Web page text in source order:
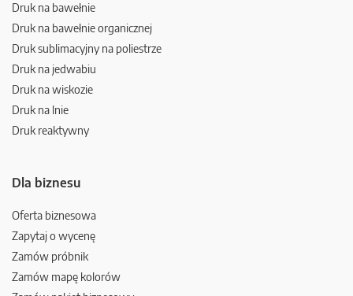
Druk na bawełnie
Druk na bawełnie organicznej
Druk sublimacyjny na poliestrze
Druk na jedwabiu
Druk na wiskozie
Druk na lnie
Druk reaktywny
Dla biznesu
Oferta biznesowa
Zapytaj o wycenę
Zamów próbnik
Zamów mapę kolorów